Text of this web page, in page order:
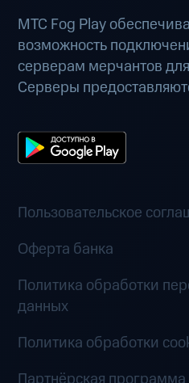
МТС Fog Play
возможность
серверам мерчантов
Серверы
Пользовательское
Оферта банка
Политика обработки
данных
Политика обработки